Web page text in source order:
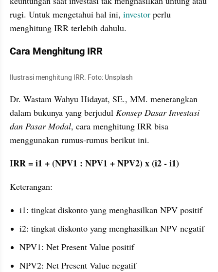
rugi. Untuk mengetahui hal ini, investor perlu
menghitung IRR terlebih dahulu.
Cara Menghitung IRR
Ilustrasi menghitung IRR. Foto: Unsplash
Dr. Wastam Wahyu Hidayat, SE., MM. menerangkan
dalam bukunya yang berjudul Konsep Dasar Investasi
dan Pasar Modal, cara menghitung IRR bisa
menggunakan rumus-rumus berikut ini.
IRR = i1 + (NPV1 : NPV1 + NPV2) x (i2 - i1)
Keterangan:
i1: tingkat diskonto yang menghasilkan NPV positif
i2: tingkat diskonto yang menghasilkan NPV negatif
NPV1: Net Present Value positif
NPV2: Net Present Value negatif